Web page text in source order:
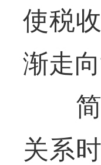
使税
渐走
简
关系